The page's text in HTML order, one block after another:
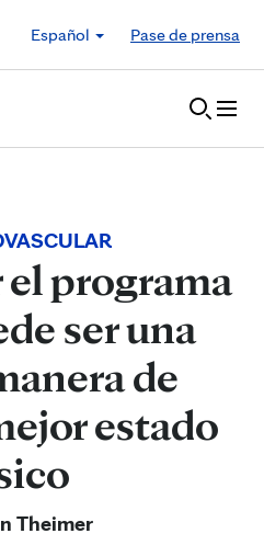
Español
Pase de prensa
programa
ser una
de
estado
Theimer